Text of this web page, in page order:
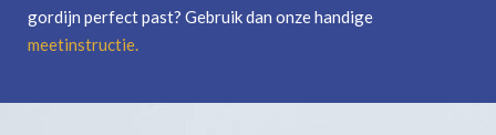
gordijn perfect past? Gebruik dan onze handige
meetinstructie.